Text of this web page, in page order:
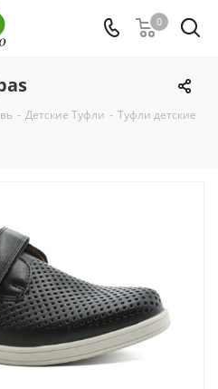
0
- Детские Туфли - Туфли детские